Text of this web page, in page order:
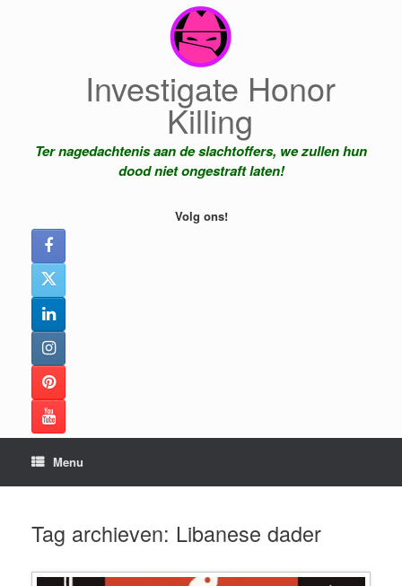
Investigate Honor
Killing
Ter nagedachtenis aan de slachtoffers, we zullen hun
dood niet ongestraft laten!
Volg ons!
Menu
Tag archieven: Libanese dader